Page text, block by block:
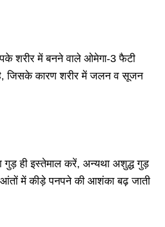
शरीर में बनने वाले ओमेगा-3 फैटी
जिसके कारण शरीर में जलन व सूजन
गुड़ ही इस्तेमाल करें, अन्यथा अशुद्ध गुड़
में कीड़े पनपने की आशंका बढ़ जाती